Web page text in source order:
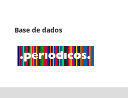
Base de dados